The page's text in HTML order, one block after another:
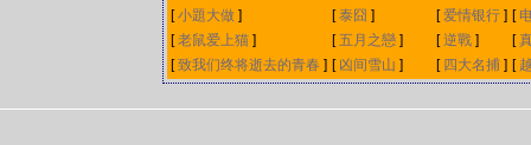
[小題大做 ] [泰囧 ] [爱情银行 ] [
[老鼠爱上猫 ] [五月之戀 ] [逆戰 ] [
[致我们终将逝去的青春 ] [ 凶间雪山 ] [ 四大名捕 ] [